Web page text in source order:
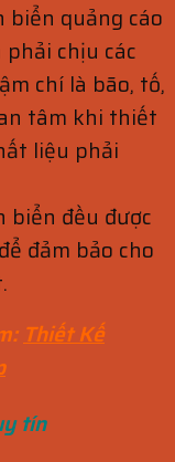
quảng cáo
chịu các
chí là bão, tố,
tâm khi thiết
liệu phải
biển đều được
đảm bảo cho
Thiết Kế
tín